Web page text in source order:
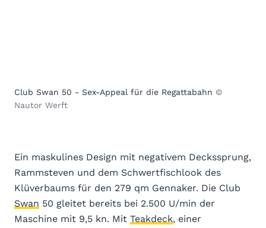
Club Swan 50 - Sex-Appeal für die Regattabahn ©
Nautor Werft
Ein maskulines Design mit negativem Deckssprung,
Rammsteven und dem Schwertfischlook des
Klüverbaums für den 279 qm Gennaker. Die Club
Swan 50 gleitet bereits bei 2.500 U/min der
Maschine mit 9,5 kn. Mit Teakdeck, einer